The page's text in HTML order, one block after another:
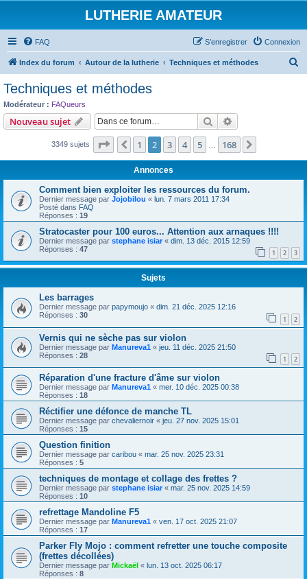
LUTHERIE AMATEUR
FAQ Connexion
S’enregistrer
Index du forum Autour de la lutherie Techniques et méthodes
c
Techniques et méthodes
Modérateur : FAQueurs
Nouveau sujet Rechercher
3349 sujets Page sur168
Précédente
1 2 3 4 5 168
Annonces
Comment bien exploiter les ressources du forum.
Dernier message par Jojobilou « lun. 7 mars 2011 17:34
Posté dans FAQ
Réponses : 19
Stratocaster pour 100 euros... Attention aux arnaques !!!!
Dernier message par stephane isiar « dim. 13 déc. 2015 12:59
Réponses : 47 1 2 3
Sujets
Les barrages
Dernier message par papymoujo « dim. 21 déc. 2025 12:16
Réponses : 30 1 2
Vernis qui ne sèche pas sur violon
Dernier message par Manureva1 « jeu. 11 déc. 2025 21:50
Réponses : 28 1 2
Réparation d'une fracture d'âme sur violon
Dernier message par Manureva1 « mer. 10 déc. 2025 00:38
Réponses : 18
Réctifier une défonce de manche TL
Dernier message par chevaliernoir « jeu. 27 nov. 2025 15:01
Réponses : 15
Question finition
Dernier message par caribou « mar. 25 nov. 2025 23:31
Réponses : 5
techniques de montage et collage des frettes ?
Dernier message par stephane isiar « mar. 25 nov. 2025 14:59
Réponses : 10
refrettage Mandoline F5
Dernier message par Manureva1 « ven. 17 oct. 2025 21:07
Réponses : 17
Parker Fly Mojo : comment refretter une touche composite
(frettes décollées)
Dernier message par Mickaël « lun. 13 oct. 2025 06:17
Réponses : 8